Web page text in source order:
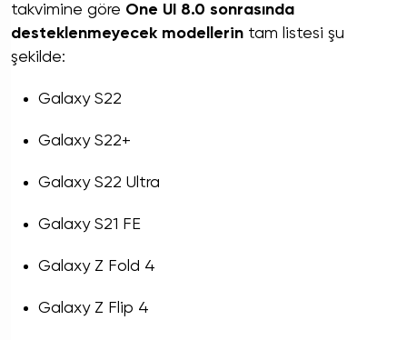
takvimine göre One UI 8.0 sonrasında
desteklenmeyecek modellerin tam listesi şu
şekilde:
Galaxy S22
Galaxy S22+
Galaxy S22 Ultra
Galaxy S21 FE
Galaxy Z Fold 4
Galaxy Z Flip 4